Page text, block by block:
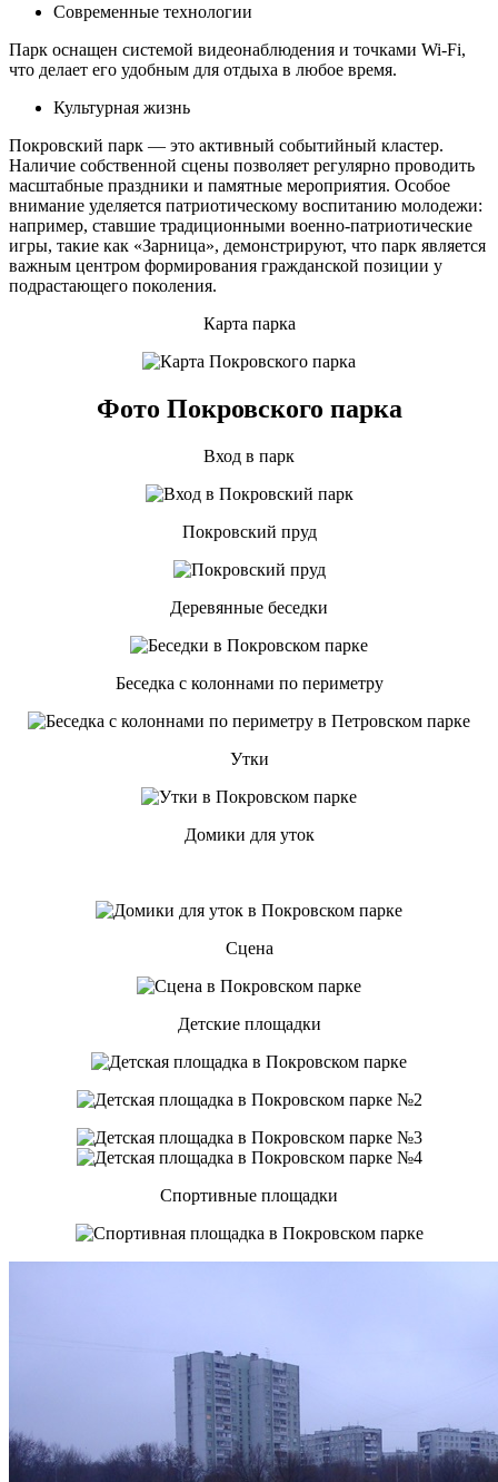
Современные технологии
Парк оснащен системой видеонаблюдения и точками Wi-Fi,
что делает его удобным для отдыха в любое время.
Культурная жизнь
Покровский парк — это активный событийный кластер.
Наличие собственной сцены позволяет регулярно проводить
масштабные праздники и памятные мероприятия. Особое
внимание уделяется патриотическому воспитанию молодежи:
например, ставшие традиционными военно-патриотические
игры, такие как «Зарница», демонстрируют, что парк является
важным центром формирования гражданской позиции у
подрастающего поколения.
Карта парка
Фото Покровского парка
Вход в парк
Покровский пруд
Деревянные беседки
Беседка с колоннами по периметру
Утки
Домики для уток
Сцена
Детские площадки
Спортивные площадки